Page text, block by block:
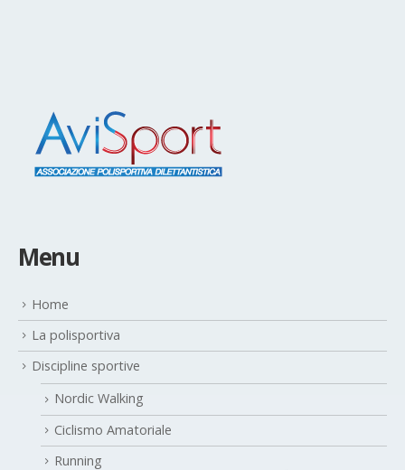
Menu
Home
La polisportiva
Discipline sportive
Nordic Walking
Ciclismo Amatoriale
Running